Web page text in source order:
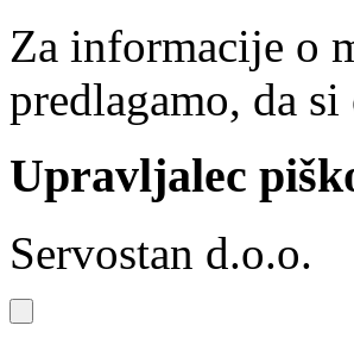
Za informacije o
predlagamo, da
Upravljalec
Servostan d.o.o.